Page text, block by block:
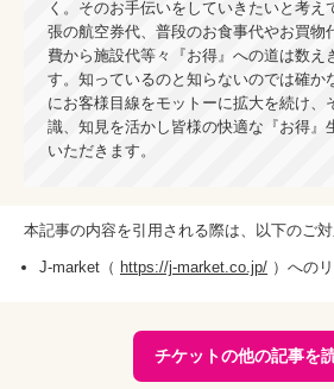
く。そのお手伝いをしていきたいと考え
張の航空券代、普段のお食事代やお買物
費から施設代等々『お得』への道は数え
す。知っているのと知らないのでは確か
にお客様目線をモットーに拡大を続け、
識、知見を活かし皆様の快適な『お得』
いただきます。
本記事の内容を引用される際は、以下のご対
J-market（ https://j-market.co.jp/ ）への
チケットの他の記事を